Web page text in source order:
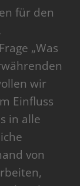
für den
„Was
wir
Einfluss
in alle
von